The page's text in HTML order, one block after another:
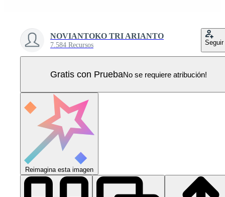
NOVIANTOKO TRI ARIANTO
7.584 Recursos Seguir
Gratis con PruebaNo se requiere atribución!
Reimagina esta imagen